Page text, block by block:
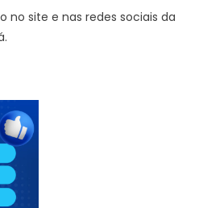
no site e nas redes sociais da